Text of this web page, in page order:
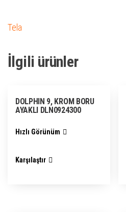
LNS4710
Tela
İlgili ürünler
DOLPHIN 9, KROM BORU
AYAKLI DLN0924300
Hızlı Görünüm
Karşılaştır